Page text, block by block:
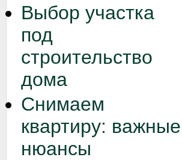
Выбор участка
под
строительство
дома
Снимаем
квартиру: важные
нюансы